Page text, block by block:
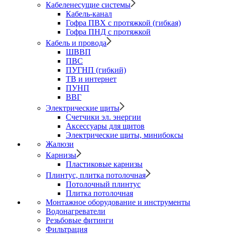
Кабеленесущие системы
Кабель-канал
Гофра ПВХ с протяжкой (гибкая)
Гофра ПНД с протяжкой
Кабель и провода
ШВВП
ПВС
ПУГНП (гибкий)
ТВ и интернет
ПУНП
ВВГ
Электрические щиты
Счетчики эл. энергии
Аксессуары для щитов
Электрические щиты, минибоксы
Жалюзи
Карнизы
Пластиковые карнизы
Плинтус, плитка потолочная
Потолочный плинтус
Плитка потолочная
Монтажное оборудование и инструменты
Водонагреватели
Резьбовые фитинги
Фильтрация